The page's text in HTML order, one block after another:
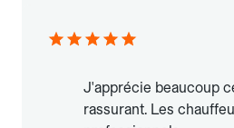
J'apprécie beaucoup
rassurant. Les